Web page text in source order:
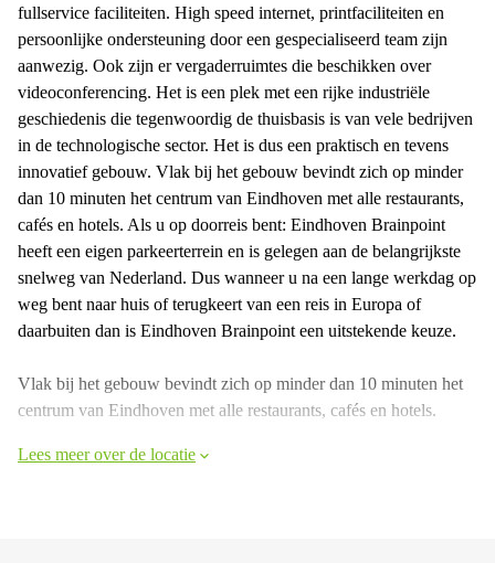
fullservice faciliteiten. High speed internet, printfaciliteiten en
persoonlijke ondersteuning door een gespecialiseerd team zijn
aanwezig. Ook zijn er vergaderruimtes die beschikken over
videoconferencing. Het is een plek met een rijke industriële
geschiedenis die tegenwoordig de thuisbasis is van vele bedrijven
in de technologische sector. Het is dus een praktisch en tevens
innovatief gebouw. Vlak bij het gebouw bevindt zich op minder
dan 10 minuten het centrum van Eindhoven met alle restaurants,
cafés en hotels. Als u op doorreis bent: Eindhoven Brainpoint
heeft een eigen parkeerterrein en is gelegen aan de belangrijkste
snelweg van Nederland. Dus wanneer u na een lange werkdag op
weg bent naar huis of terugkeert van een reis in Europa of
daarbuiten dan is Eindhoven Brainpoint een uitstekende keuze.
Vlak bij het gebouw bevindt zich op minder dan 10 minuten het
centrum van Eindhoven met alle restaurants, cafés en hotels.
Lees meer over de locatie